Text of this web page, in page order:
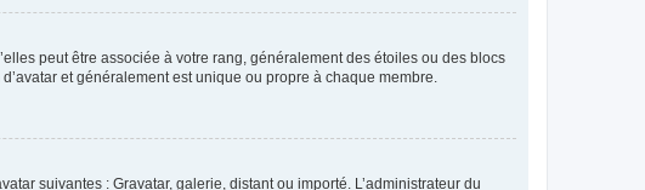
peut être associée à votre rang, généralement des étoiles ou des blocs
et généralement est unique ou propre à chaque membre.
suivantes : Gravatar, galerie, distant ou importé. L’administrateur du